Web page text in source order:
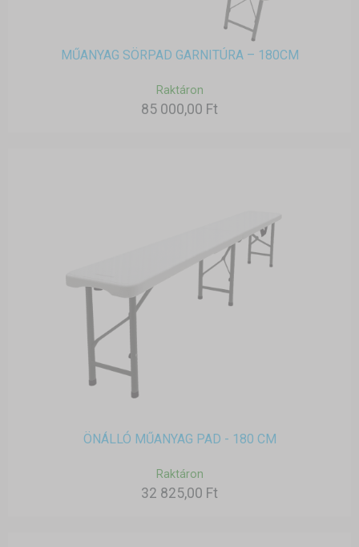
MŰANYAG SÖRPAD GARNITÚRA – 180CM
Raktáron
85 000,00 Ft
ÖNÁLLÓ MŰANYAG PAD - 180 CM
Raktáron
32 825,00 Ft